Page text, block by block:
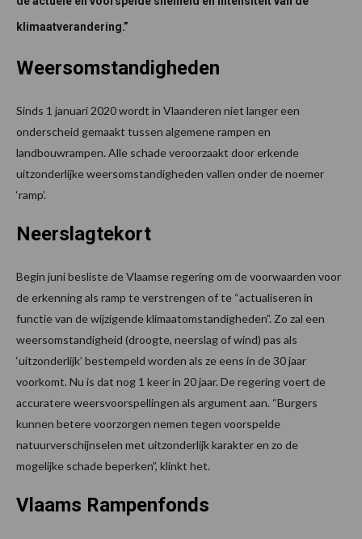
klimaatverandering.”
Weersomstandigheden
Sinds 1 januari 2020 wordt in Vlaanderen niet langer een
onderscheid gemaakt tussen algemene rampen en
landbouwrampen. Alle schade veroorzaakt door erkende
uitzonderlijke weersomstandigheden vallen onder de noemer
‘ramp’.
Neerslagtekort
Begin juni besliste de Vlaamse regering om de voorwaarden voor
de erkenning als ramp te verstrengen of te “actualiseren in
functie van de wijzigende klimaatomstandigheden”. Zo zal een
weersomstandigheid (droogte, neerslag of wind) pas als
‘uitzonderlijk’ bestempeld worden als ze eens in de 30 jaar
voorkomt. Nu is dat nog 1 keer in 20 jaar. De regering voert de
accuratere weersvoorspellingen als argument aan. “Burgers
kunnen betere voorzorgen nemen tegen voorspelde
natuurverschijnselen met uitzonderlijk karakter en zo de
mogelijke schade beperken”, klinkt het.
Vlaams Rampenfonds